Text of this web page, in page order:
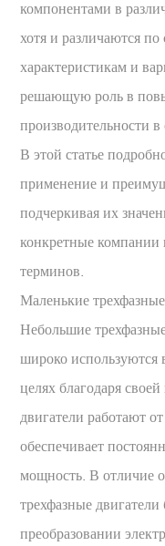
компонентами в
хотя и различаются
характеристикам и
решающую роль в
производительности в
В этой статье
применение и
подчеркивая их
конкретные компании
терминов.
Маленькие
Небольшие
широко
целях благодаря
двигатели работают
обеспечивает
мощность. В отличие
трехфазные
преобразовании